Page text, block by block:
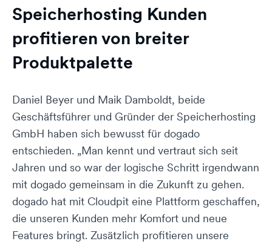
Speicherhosting Kunden
profitieren von breiter
Produktpalette
Daniel Beyer und Maik Damboldt, beide
Geschäftsführer und Gründer der Speicherhosting
GmbH haben sich bewusst für dogado
entschieden. „Man kennt und vertraut sich seit
Jahren und so war der logische Schritt irgendwann
mit dogado gemeinsam in die Zukunft zu gehen.
dogado hat mit Cloudpit eine Plattform geschaffen,
die unseren Kunden mehr Komfort und neue
Features bringt. Zusätzlich profitieren unsere